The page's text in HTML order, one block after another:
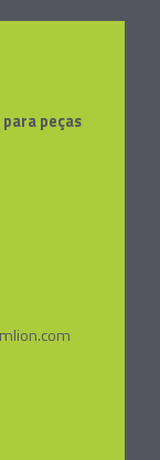
peças